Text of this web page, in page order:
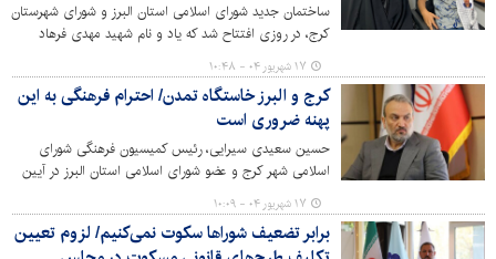
ساختمان جدید شورای اسلامی استان البرز و شورای شهرستان
کرج، در روزی افتتاح شد که یاد و نام شهید مهدی فرهاد
کیایی، نخستین شهید شوراهای اسلامی کشور، بر تارک آن
می‌درخشید.
۱۷ شهریور ۰۴ - ۱۰:۴۸
کرج و البرز خاستگاه تمدن/ احترام فرهنگی به این
پهنه ضروری است
حسین سعیدی سیرایی، رئیس کمیسیون فرهنگی شورای
اسلامی شهر کرج و عضو شورای اسلامی استان البرز در آیین
مزین کردن ساختمان مشترک شورای اسلامی استان و
شهرستان کرج به نام نخستین شهید شوراهای اسلامی با تأکید
بر جایگاه تاریخی و تمدنی البرز، خواستار تغییر نگاه منفی به
۱۷ شهریور ۰۴ - ۱۰:۰۹
برابر تضعیف شوراها سکوت نمی‌کنیم/ لزوم تعیین